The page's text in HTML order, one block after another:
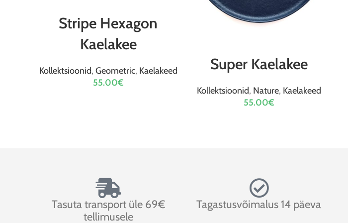
Stripe Hexagon
Kaelakee
Kollektsioonid, Geometric, Kaelakeed
55.00€
Super Kaelakee
Kollektsioonid, Nature, Kaelakeed
55.00€
Tasuta transport üle 69€
tellimusele
Tagastusvõimalus 14 päeva